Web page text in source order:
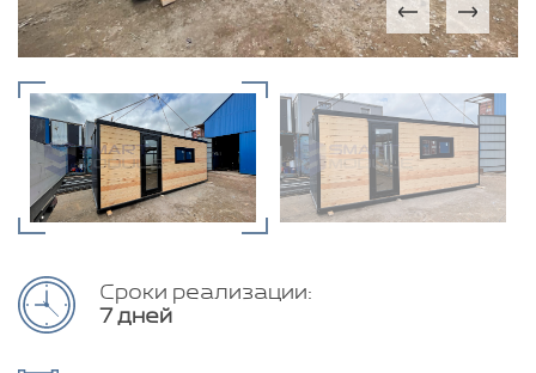
Сроки реализации:
7 дней